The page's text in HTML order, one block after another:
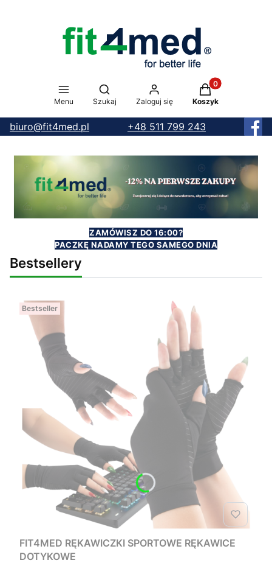
Menu
Otwórz wyszukiwarkę
Szukaj Zaloguj się
Produkty w
Koszyk
biuro@fit4med.pl +48 511 799 243
ZAMÓWISZ DO 16:00?
PACZKĘ NADAMY TEGO SAMEGO DNIA
Bestsellery
Bestseller
FIT4MED RĘKAWICZKI SPORTOWE RĘKAWICE
DOTYKOWE